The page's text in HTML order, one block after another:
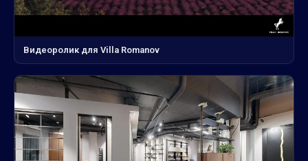
Видеоролик для Villa Romanov